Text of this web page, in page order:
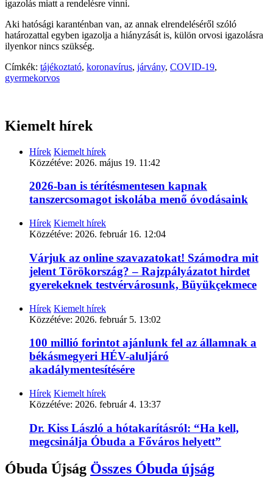
igazolás miatt a rendelésre vinni.
Aki hatósági karanténban van, az annak elrendeléséről szóló
határozattal egyben igazolja a hiányzását is, külön orvosi igazolásra
ilyenkor nincs szükség.
Címkék: tájékoztató, koronavírus, járvány, COVID-19,
gyermekorvos
Kiemelt hírek
Hírek Kiemelt hírek
Közzétéve: 2026. május 19. 11:42
2026-ban is térítésmentesen kapnak
tanszercsomagot iskolába menő óvodásaink
Hírek Kiemelt hírek
Közzétéve: 2026. február 16. 12:04
Várjuk az online szavazatokat! Számodra mit
jelent Törökország? – Rajzpályázatot hirdet
gyerekeknek testvérvárosunk, Büyükçekmece
Hírek Kiemelt hírek
Közzétéve: 2026. február 5. 13:02
100 millió forintot ajánlunk fel az államnak a
békásmegyeri HÉV-aluljáró
akadálymentesítésére
Hírek Kiemelt hírek
Közzétéve: 2026. február 4. 13:37
Dr. Kiss László a hótakarításról: “Ha kell,
megcsinálja Óbuda a Főváros helyett”
Óbuda Újság Összes Óbuda újság